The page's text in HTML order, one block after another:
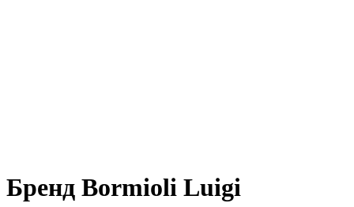
Бренд Bormioli Luigi